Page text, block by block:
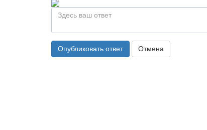
Опубликовать ответ Отмена